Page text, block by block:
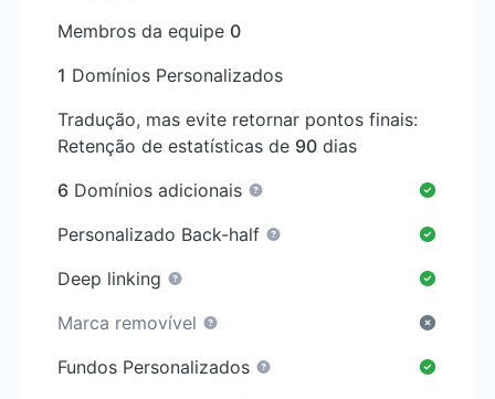
Membros da equipe 0
1 Domínios Personalizados
Tradução, mas evite retornar pontos finais:
Retenção de estatísticas de 90 dias
6 Domínios adicionais
Personalizado Back-half
Deep linking
Marca removível
Fundos Personalizados